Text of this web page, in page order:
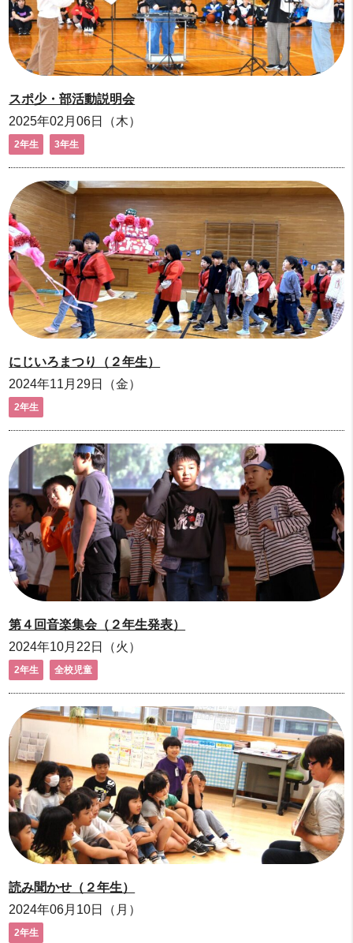
スポ少・部活動説明会
2025年02月06日（木）
2年生 3年生
にじいろまつり（２年生）
2024年11月29日（金）
2年生
第４回音楽集会（２年生発表）
2024年10月22日（火）
2年生 全校児童
読み聞かせ（２年生）
2024年06月10日（月）
2年生